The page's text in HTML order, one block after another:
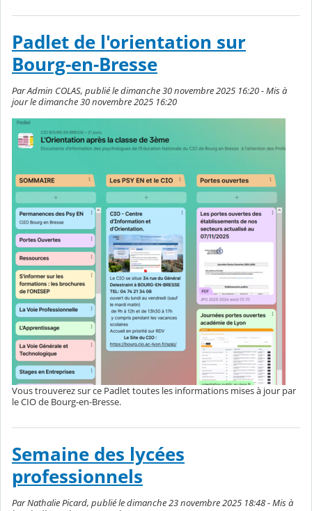
Padlet de l'orientation sur
Bourg-en-Bresse
Par Admin COLAS, publié le dimanche 30 novembre 2025 16:20 - Mis à
jour le dimanche 30 novembre 2025 16:20
Vous trouverez sur ce Padlet toutes les informations mises à jour par
le CIO de Bourg-en-Bresse.
Semaine des lycées
professionnels
Par Nathalie Picard, publié le dimanche 23 novembre 2025 18:48 - Mis à